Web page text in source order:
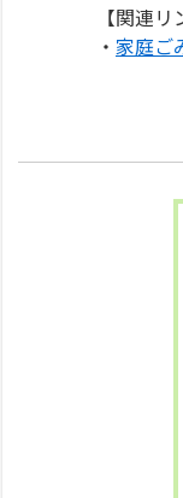
【関連リ
・ 家庭ご